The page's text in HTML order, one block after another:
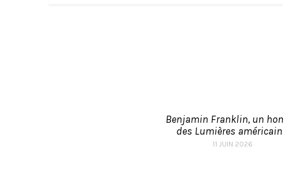
Benjamin Franklin, un
des Lumières
11 JUIN 2026